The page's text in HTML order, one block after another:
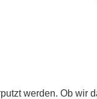
werden. Ob wir